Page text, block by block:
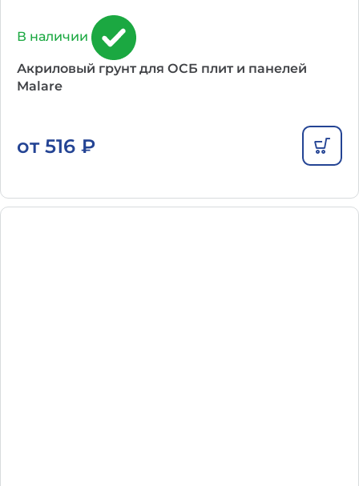
В наличии
Акриловый грунт для ОСБ плит и панелей
Malare
от 516 ₽